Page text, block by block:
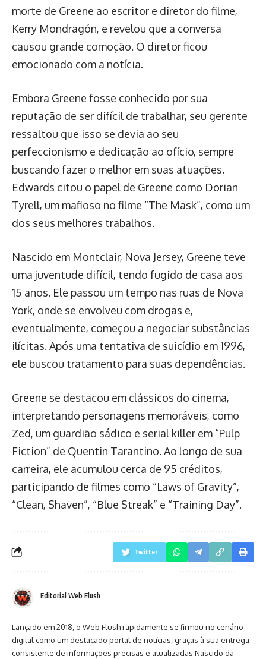
morte de Greene ao escritor e diretor do filme,
Kerry Mondragón, e revelou que a conversa
causou grande comoção. O diretor ficou
emocionado com a notícia.
Embora Greene fosse conhecido por sua
reputação de ser difícil de trabalhar, seu gerente
ressaltou que isso se devia ao seu
perfeccionismo e dedicação ao ofício, sempre
buscando fazer o melhor em suas atuações.
Edwards citou o papel de Greene como Dorian
Tyrell, um mafioso no filme “The Mask”, como um
dos seus melhores trabalhos.
Nascido em Montclair, Nova Jersey, Greene teve
uma juventude difícil, tendo fugido de casa aos
15 anos. Ele passou um tempo nas ruas de Nova
York, onde se envolveu com drogas e,
eventualmente, começou a negociar substâncias
ilícitas. Após uma tentativa de suicídio em 1996,
ele buscou tratamento para suas dependências.
Greene se destacou em clássicos do cinema,
interpretando personagens memoráveis, como
Zed, um guardião sádico e serial killer em “Pulp
Fiction” de Quentin Tarantino. Ao longo de sua
carreira, ele acumulou cerca de 95 créditos,
participando de filmes como “Laws of Gravity”,
“Clean, Shaven”, “Blue Streak” e “Training Day”.
Twitter
Editorial Web Flush
Lançado em 2018, o Web Flush rapidamente se firmou no cenário
digital como um destacado portal de notícias, graças à sua entrega
consistente de informações precisas e atualizadas.Nascido da